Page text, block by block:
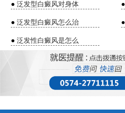
●泛发型白癜风对身体
●泛发型白癜风怎么治
●泛发性白癜风是怎么